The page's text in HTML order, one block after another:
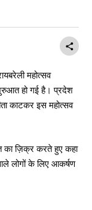
महोत्सव
हो गई है। प्रदेश
काटकर इस महोत्सव
का ज़िक्र करते हुए कहा
लोगों के लिए आकर्षण